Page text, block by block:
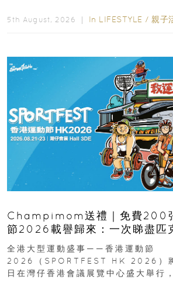
5th August, 2026 ｜ In LIFESTYLE / 親子
Champimom送禮｜免費200
節2026載譽歸來：一次睇盡匹
動、街舞比賽＋逾百運動品牌展
全港大型運動盛事——香港運動節
2026（SPORTFEST HK 2026）
日在灣仔香港會議展覽中心盛大舉行